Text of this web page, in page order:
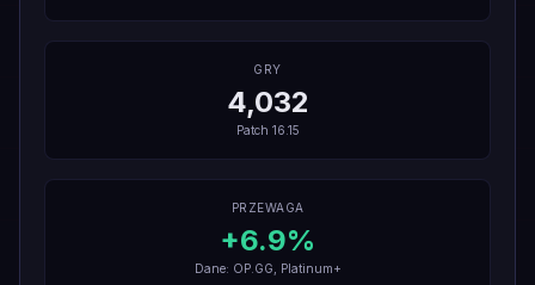
GRY
4,032
Patch 16.15
PRZEWAGA
+6.9%
Dane: OP.GG, Platinum+